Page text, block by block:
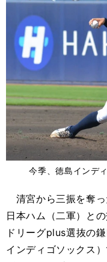
今季、徳島インデ
清宮から三振を奪っ
日本ハム（二軍）と
ドリーグplus選抜の
インディゴソックス